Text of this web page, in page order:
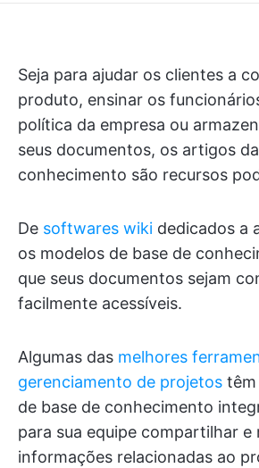
Seja para ajudar os clientes a
produto, ensinar os
política da empresa ou
seus documentos, os artigos
conhecimento são recursos
De softwares wiki dedicados a
os modelos de base de
que seus documentos sejam
facilmente acessíveis.
Algumas das melhores
gerenciamento de projetos
de base de conhecimento
para sua equipe compartilhar e
informações relacionadas ao